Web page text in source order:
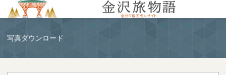
写真ダウンロード